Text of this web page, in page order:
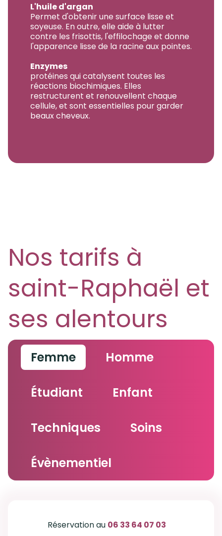
L'huile d'argan
Permet d'obtenir une surface lisse et
soyeuse. En outre, elle aide à lutter
contre les frisottis, l'effilochage et donne
l'apparence lisse de la racine aux pointes.
Enzymes
protéines qui catalysent toutes les
réactions biochimiques. Elles
restructurent et renouvellent chaque
cellule, et sont essentielles pour garder
beaux cheveux.
Nos tarifs à
saint-Raphaël et
ses alentours
Femme Homme
Étudiant Enfant
Techniques Soins
Évènementiel
Réservation au 06 33 64 07 03